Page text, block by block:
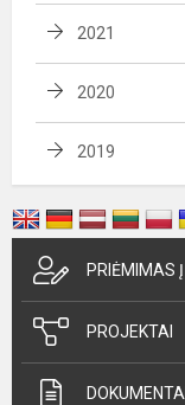
2021
2020
2019
PRIĖMIMAS
PROJEKTAI
DOKUMENTAI